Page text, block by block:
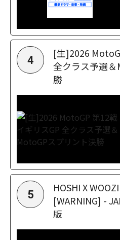
4
[生]2026
全クラス予選
勝
5
HOSHI X
[WARNING] -
版